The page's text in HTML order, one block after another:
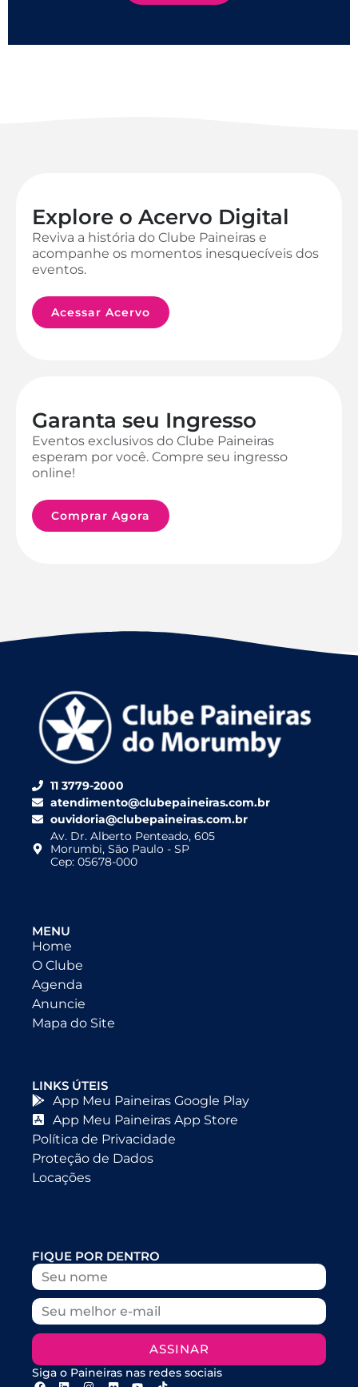
Explore o Acervo Digital
Reviva a história do Clube Paineiras e
acompanhe os momentos inesquecíveis dos
eventos.
Acessar Acervo
Garanta seu Ingresso
Eventos exclusivos do Clube Paineiras
esperam por você. Compre seu ingresso
online!
Comprar Agora
11 3779-2000
atendimento@clubepaineiras.com.br
ouvidoria@clubepaineiras.com.br
Av. Dr. Alberto Penteado, 605
Morumbi, São Paulo - SP
Cep: 05678-000
MENU
Home
O Clube
Agenda
Anuncie
Mapa do Site
LINKS ÚTEIS
App Meu Paineiras Google Play
App Meu Paineiras App Store
Política de Privacidade
Proteção de Dados
Locações
FIQUE POR DENTRO
ASSINAR
Siga o Paineiras nas redes sociais